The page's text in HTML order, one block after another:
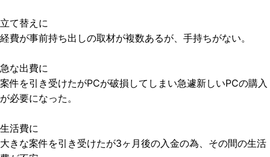
立て替えに
経費が事前持ち出しの取材が複数あるが、手持ちがない。
急な出費に
案件を引き受けたがPCが破損してしまい急遽新しいPCの購入
が必要になった。
生活費に
大きな案件を引き受けたが3ヶ月後の入金の為、その間の生活